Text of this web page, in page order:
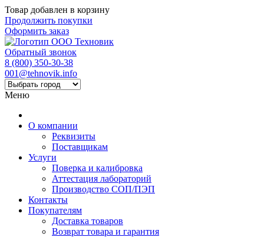
Товар добавлен в корзину
Продолжить покупки
Оформить заказ
Обратный звонок
8 (800) 350-30-38
001@tehnovik.info
Меню
О компании
Реквизиты
Поставщикам
Услуги
Поверка и калибровка
Аттестация лабораторий
Производство СОП/ПЭП
Контакты
Покупателям
Доставка товаров
Возврат товара и гарантия